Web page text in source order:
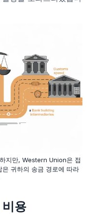
지만, Western Union은 접
귀하의 송금 경로에 따라
용